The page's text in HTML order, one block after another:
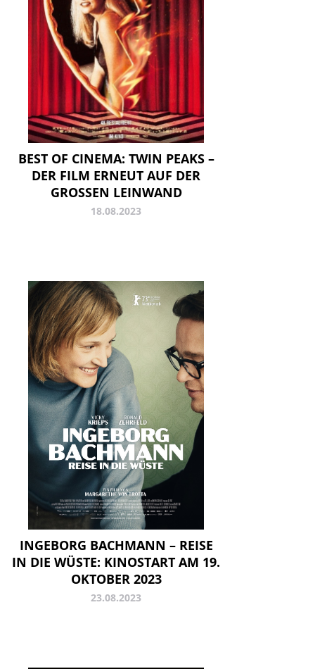
BEST OF CINEMA: TWIN PEAKS –
DER FILM ERNEUT AUF DER
GROSSEN LEINWAND
18.08.2023
INGEBORG BACHMANN – REISE
IN DIE WÜSTE: KINOSTART AM 19.
OKTOBER 2023
23.08.2023